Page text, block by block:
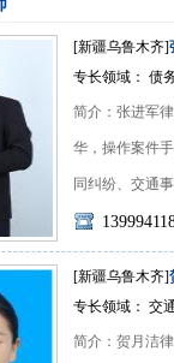
[新疆乌鲁木齐]
专长领域： 债
简介：张进军
华，操作案件
同纠纷、交通
[新疆乌鲁木齐]
专长领域： 交
简介：贺月洁